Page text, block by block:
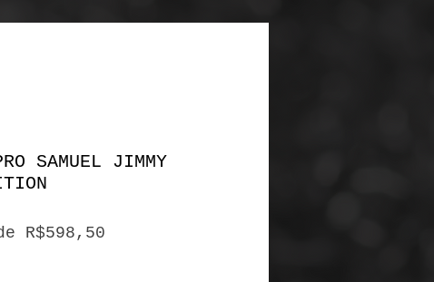
SAMUEL JIMMY
R$598,50